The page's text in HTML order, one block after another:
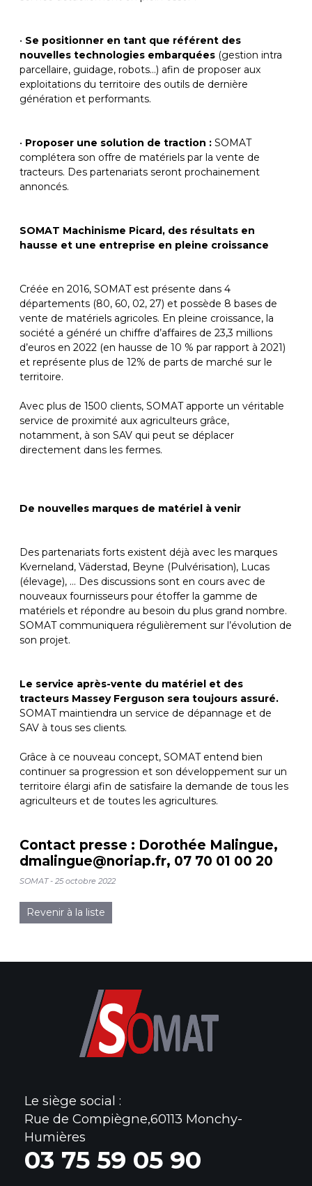
• Se positionner en tant que référent des
nouvelles technologies embarquées (gestion intra
parcellaire, guidage, robots…) afin de proposer aux
exploitations du territoire des outils de dernière
génération et performants.
• Proposer une solution de traction : SOMAT
complétera son offre de matériels par la vente de
tracteurs. Des partenariats seront prochainement
annoncés.
SOMAT Machinisme Picard, des résultats en
hausse et une entreprise en pleine croissance
Créée en 2016, SOMAT est présente dans 4
départements (80, 60, 02, 27) et possède 8 bases de
vente de matériels agricoles. En pleine croissance, la
société a généré un chiffre d’affaires de 23,3 millions
d’euros en 2022 (en hausse de 10 % par rapport à 2021)
et représente plus de 12% de parts de marché sur le
territoire.
Avec plus de 1500 clients, SOMAT apporte un véritable
service de proximité aux agriculteurs grâce,
notamment, à son SAV qui peut se déplacer
directement dans les fermes.
De nouvelles marques de matériel à venir
Des partenariats forts existent déjà avec les marques
Kverneland, Väderstad, Beyne (Pulvérisation), Lucas
(élevage), … Des discussions sont en cours avec de
nouveaux fournisseurs pour étoffer la gamme de
matériels et répondre au besoin du plus grand nombre.
SOMAT communiquera régulièrement sur l’évolution de
son projet.
Le service après-vente du matériel et des
tracteurs Massey Ferguson sera toujours assuré.
SOMAT maintiendra un service de dépannage et de
SAV à tous ses clients.
Grâce à ce nouveau concept, SOMAT entend bien
continuer sa progression et son développement sur un
territoire élargi afin de satisfaire la demande de tous les
agriculteurs et de toutes les agricultures.
Contact presse : Dorothée Malingue,
dmalingue@noriap.fr, 07 70 01 00 20
SOMAT 25 octobre 2022
Revenir à la liste
Le siège social :
Rue de Compiègne,60113 Monchy-
Humières
03 75 59 05 90